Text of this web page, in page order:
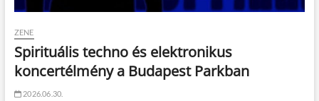
ZENE
Spirituális techno és elektronikus
koncertélmény a Budapest Parkban
2026.06.30.